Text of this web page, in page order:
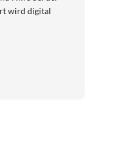
wird digital